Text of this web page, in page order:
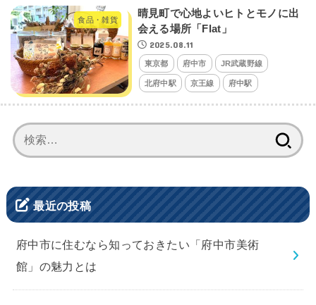
食品・雑貨
晴見町で心地よいヒトとモノに出
会える場所「Flat」
2025.08.11
東京都 府中市 JR武蔵野線
北府中駅 京王線 府中駅
索:
最近の投稿
府中市に住むなら知っておきたい「府中市美術
館」の魅力とは